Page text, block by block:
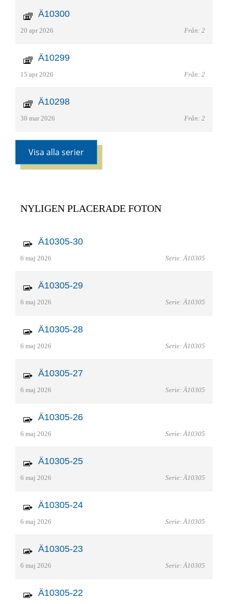
Ä10300
20 apr 2026 Från: 2
Ä10299
15 apr 2026 Från: 2
Ä10298
30 mar 2026 Från: 2
Visa alla serier
NYLIGEN PLACERADE FOTON
Ä10305-30
6 maj 2026 Serie: Ä10305
Ä10305-29
6 maj 2026 Serie: Ä10305
Ä10305-28
6 maj 2026 Serie: Ä10305
Ä10305-27
6 maj 2026 Serie: Ä10305
Ä10305-26
6 maj 2026 Serie: Ä10305
Ä10305-25
6 maj 2026 Serie: Ä10305
Ä10305-24
6 maj 2026 Serie: Ä10305
Ä10305-23
6 maj 2026 Serie: Ä10305
Ä10305-22